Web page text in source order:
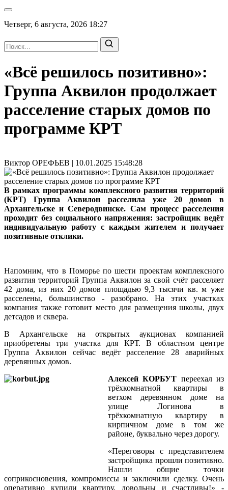
Четверг, 6 августа, 2026 18:27
«Всё решилось позитивно»:
Группа Аквилон продолжает
расселение старых домов по
программе КРТ
Виктор ОРЕФЬЕВ | 10.01.2025 15:48:28
В рамках программы комплексного развития территорий
(КРТ) Группа Аквилон расселила уже 20 домов в
Архангельске и Северодвинске. Сам процесс расселения
проходит без социального напряжения: застройщик ведёт
индивидуальную работу с каждым жителем и получает
позитивные отклики.
Напомним, что в Поморье по шести проектам комплексного
развития территорий Группа Аквилон за свой счёт расселяет
42 дома, из них 20 домов площадью 9,3 тысячи кв. м уже
расселены, большинство - разобрано. На этих участках
компания также готовит место для размещения школы, двух
детсадов и сквера.
В Архангельске на открытых аукционах компанией
приобретены три участка для КРТ. В областном центре
Группа Аквилон сейчас ведёт расселение 28 аварийных
деревянных домов.
Алексей КОРБУТ переехал из
трёхкомнатной квартиры в
ветхом деревянном доме на
улице Логинова в
трёхкомнатную квартиру в
кирпичном доме в том же
районе, буквально через дорогу.
«Переговоры с представителем
застройщика прошли позитивно.
Нашли общие точки
соприкосновения, компромиссы и заключили сделку. Очень
оперативно купили квартиру, довольны и счастливы!» -